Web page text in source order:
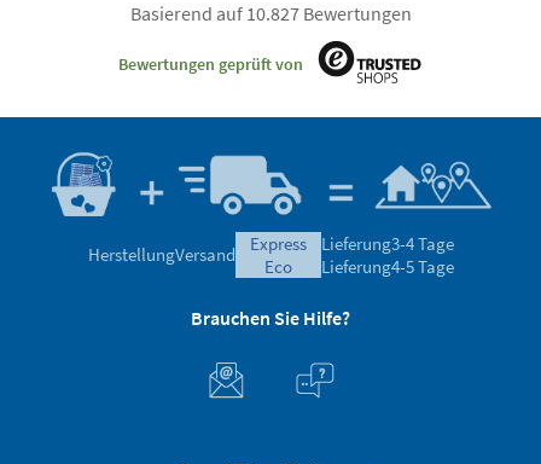
Basierend auf 10.827 Bewertungen
Bewertungen geprüft von
HerstellungVersand
express
eco
Lieferung3-4 Tage
Lieferung4-5 Tage
Brauchen Sie Hilfe?